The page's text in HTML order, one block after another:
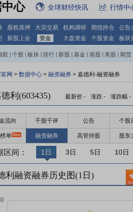
心 全球财经快讯 行情中
股权质押 大宗交易 机构调研 期指持仓 公告
新股上会 资金 大盘资金 个股资金 板块
权 个股 板块 排行 新股 基金 港股 美股 期货
网 > 数据中心 > 融资融券 > 嘉德利-融资融券
利(603435) 最新价 - 涨跌 - 涨跌幅 -
流向 千股千评 公告 个股
单 融资融券 高管持股 股东
区间： 1日 3日 5日 10日
利融资融券历史图(1 日)